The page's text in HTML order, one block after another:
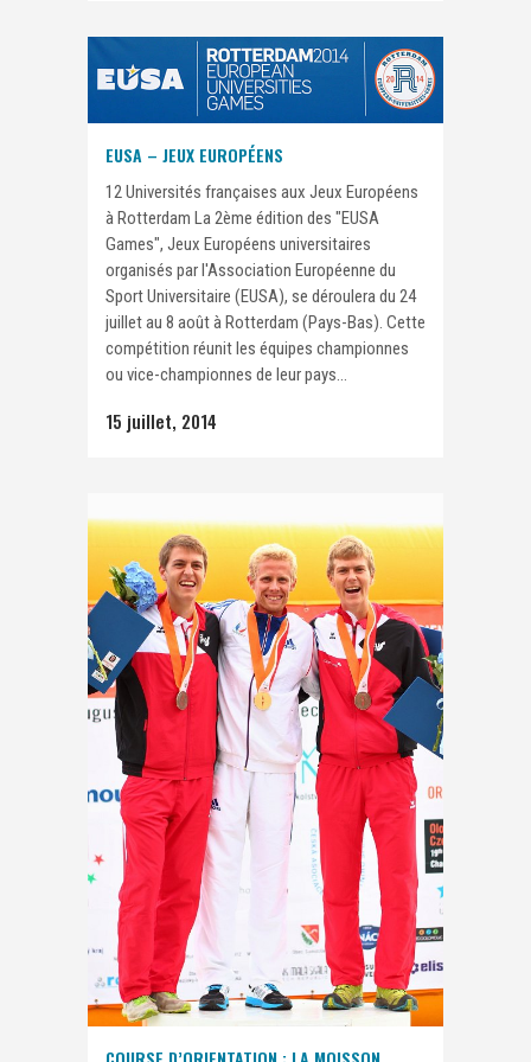
EUSA – JEUX EUROPÉENS
12 Universités françaises aux Jeux Européens
à Rotterdam La 2ème édition des "EUSA
Games", Jeux Européens universitaires
organisés par l'Association Européenne du
Sport Universitaire (EUSA), se déroulera du 24
juillet au 8 août à Rotterdam (Pays-Bas). Cette
compétition réunit les équipes championnes
ou vice-championnes de leur pays...
15 juillet, 2014